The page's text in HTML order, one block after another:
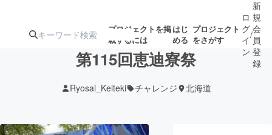
プロジェクトを掲
載するには
はじ
める
プロジェクト
をさがす
ロ
グ
イ
ン
/
新
規
会
員
登
録
第115回恵迪寮祭
Ryosai_Keiteki チャレンジ 北海道